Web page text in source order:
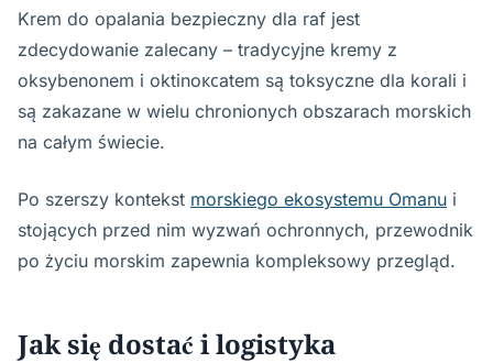
Krem do opalania bezpieczny dla raf jest
zdecydowanie zalecany – tradycyjne kremy z
oksybenonem i oktinoксatem są toksyczne dla korali i
są zakazane w wielu chronionych obszarach morskich
na całym świecie.
Po szerszy kontekst morskiego ekosystemu Omanu i
stojących przed nim wyzwań ochronnych, przewodnik
po życiu morskim zapewnia kompleksowy przegląd.
Jak się dostać i logistyka